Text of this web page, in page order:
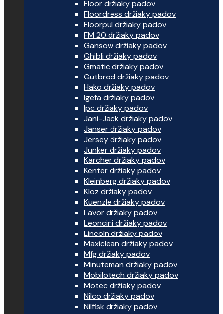
Floor držiaky padov
Floordress držiaky padov
Floorpul držiaky padov
FM 20 držiaky padov
Gansow držiaky padov
Ghibli držiaky padov
Gmatic držiaky padov
Gutbrod držiaky padov
Hako držiaky padov
Igefa držiaky padov
Ipc držiaky padov
Jani-Jack držiaky padov
Janser držiaky padov
Jersey držiaky padov
Junker držiaky padov
Karcher držiaky padov
Kenter držiaky padov
Kleinberg držiaky padov
Kloz držiaky padov
Kuenzle držiaky padov
Lavor držiaky padov
Leoncini držiaky padov
Lincoln držiaky padov
Maxiclean držiaky padov
Mfg držiaky padov
Minuteman držiaky padov
Mobilotech držiaky padov
Motec držiaky padov
Nilco držiaky padov
Nilfisk držiaky padov